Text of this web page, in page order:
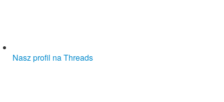
Nasz profil na Threads